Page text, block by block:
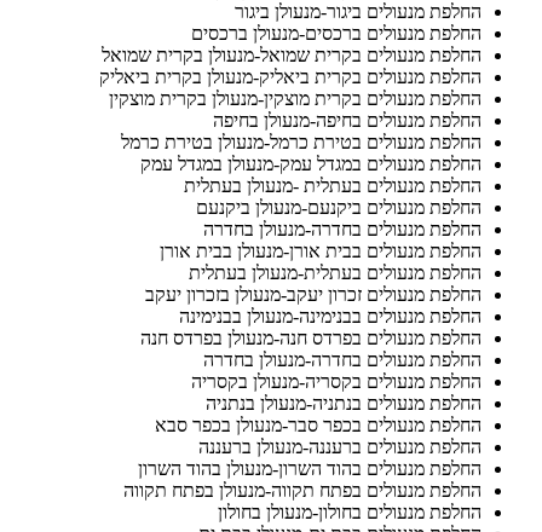
החלפת מנעולים ביגור-מנעולן ביגור
החלפת מנעולים ברכסים-מנעולן ברכסים
החלפת מנעולים בקרית שמואל-מנעולן בקרית שמואל
החלפת מנעולים בקרית ביאליק-מנעולן בקרית ביאליק
החלפת מנעולים בקרית מוצקין-מנעולן בקרית מוצקין
החלפת מנעולים בחיפה-מנעולן בחיפה
החלפת מנעולים בטירת כרמל-מנעולן בטירת כרמל
החלפת מנעולים במגדל עמק-מנעולן במגדל עמק
החלפת מנעולים בעתלית -מנעולן בעתלית
החלפת מנעולים ביקנעם-מנעולן ביקנעם
החלפת מנעולים בחדרה-מנעולן בחדרה
החלפת מנעולים בבית אורן-מנעולן בבית אורן
החלפת מנעולים בעתלית-מנעולן בעתלית
החלפת מנעולים זכרון יעקב-מנעולן בזכרון יעקב
החלפת מנעולים בבנימינה-מנעולן בבנימינה
החלפת מנעולים בפרדס חנה-מנעולן בפרדס חנה
החלפת מנעולים בחדרה-מנעולן בחדרה
החלפת מנעולים בקסריה-מנעולן בקסריה
החלפת מנעולים בנתניה-מנעולן בנתניה
החלפת מנעולים בכפר סבר-מנעולן בכפר סבא
החלפת מנעולים ברעננה-מנעולן ברעננה
החלפת מנעולים בהוד השרון-מנעולן בהוד השרון
החלפת מנעולים בפתח תקווה-מנעולן בפתח תקווה
החלפת מנעולים בחולון-מנעולן בחולון